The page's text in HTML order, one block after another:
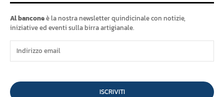
Al banconeè la nostra newsletter quindicinale con notizie,
iniziative ed eventi sulla birra artigianale.
ISCRIVITI